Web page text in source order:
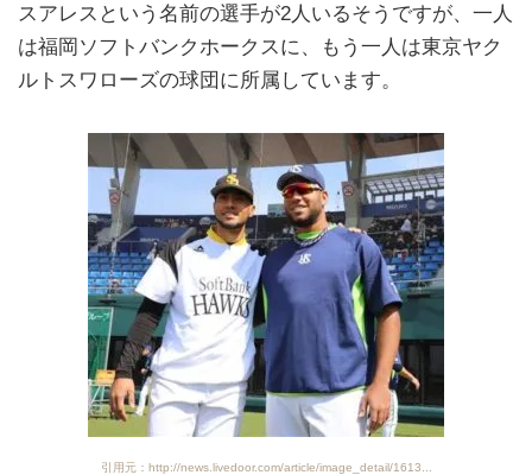
スアレスという名前の選手が2人いるそうですが、一人
は福岡ソフトバンクホークスに、もう一人は東京ヤク
ルトスワローズの球団に所属しています。
引用元：http://news.livedoor.com/article/image_detail/1613...